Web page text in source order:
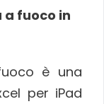
a fuoco in
è una
per iPad